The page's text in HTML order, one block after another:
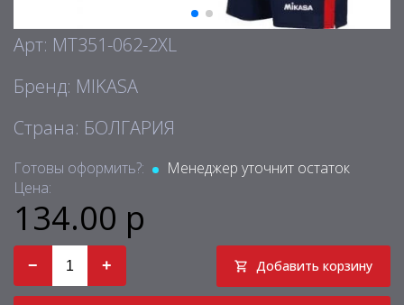
Арт: MT351-062-2XL
Бренд: MIKASA
Страна: БОЛГАРИЯ
Готовы оформить?:
Менеджер уточнит остаток
Цена:
134.00 р
− + Добавить корзину